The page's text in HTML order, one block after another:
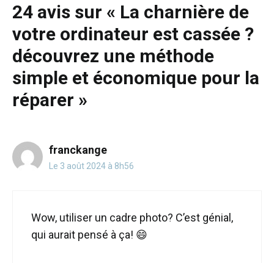
24 avis sur « La charnière de
votre ordinateur est cassée ?
découvrez une méthode
simple et économique pour la
réparer »
franckange
Le 3 août 2024 à 8h56
Wow, utiliser un cadre photo? C’est génial,
qui aurait pensé à ça! 😄